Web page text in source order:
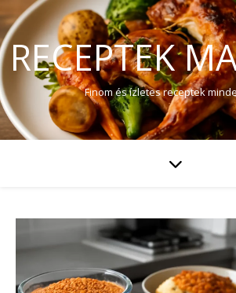
RECEPTEK
Finom és ízletes receptek